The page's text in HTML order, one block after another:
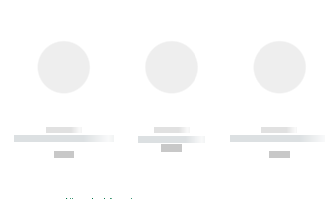
------------
----------- ----------- ----------
------------
----------- -----------
------------
----------- ----------- ----------